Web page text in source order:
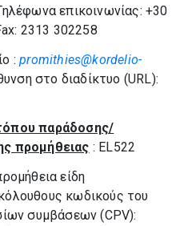
επικοινωνίας: +30
2313 302258
: promithies@kordelio-
στο διαδίκτυο (URL):
παράδοσης/
προμήθειας : EL522
είδη
κωδικούς του
συμβάσεων (CPV):